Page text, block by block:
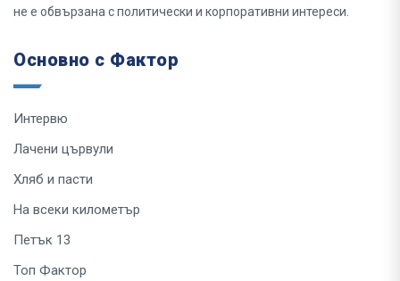
не е обвързана с политически и корпоративни интереси.
Основно с Фактор
Интервю
Лачени цървули
Хляб и пасти
На всеки километър
Петък 13
Топ Фактор